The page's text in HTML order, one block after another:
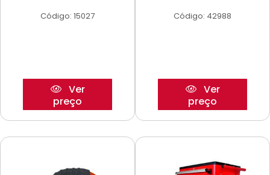
Código: 15027
Ver
preço
Código: 42988
Ver
preço